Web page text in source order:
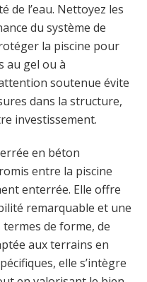
de l’eau. Nettoyez les
du système de
la piscine pour
au gel ou à
soutenue évite
dans la structure,
investissement.
en béton
entre la piscine
enterrée. Elle offre
remarquable et une
de forme, de
aux terrains en
elle s’intègre